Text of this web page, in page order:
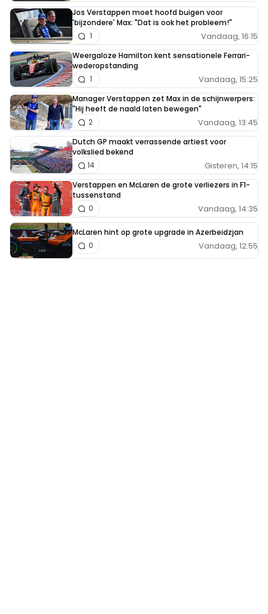
Jos Verstappen moet hoofd buigen voor
'bijzondere' Max: "Dat is ook het probleem!"
Vandaag, 16:15
1
Weergaloze Hamilton kent sensationele Ferrari-
wederopstanding
Vandaag, 15:25
1
Manager Verstappen zet Max in de schijnwerpers:
"Hij heeft de naald laten bewegen"
Vandaag, 13:45
2
Dutch GP maakt verrassende artiest voor
volkslied bekend
Gisteren, 14:15
14
Verstappen en McLaren de grote verliezers in F1-
tussenstand
Vandaag, 14:35
0
McLaren hint op grote upgrade in Azerbeidzjan
Vandaag, 12:55
0